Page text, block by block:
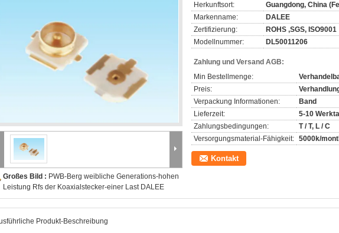
Großes Bild : PWB-Berg weibliche Generations-hohen
Leistung Rfs der Koaxialstecker-einer Last DALEE
Herkunftsort:
Guangdong, China
Markenname:
DALEE
Zertifizierung:
ROHS ,SGS, ISO9001
Modellnummer:
DL50011206
Zahlung und Versand AGB:
Min Bestellmenge:
Preis:
Verpackung Informationen:
Band
Lieferzeit:
5-10
Zahlungsbedingungen:
T / T, L / C
Versorgungsmaterial-Fähigkeit: 5000k/
Kontakt
Produkt-Beschreibung